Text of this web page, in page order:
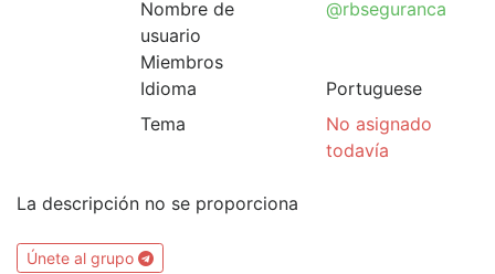
Nombre de
usuario
@rbseguranca
Miembros
Idioma
Portuguese
Tema
No asignado
todavía
La descripción no se proporciona
Únete al grupo